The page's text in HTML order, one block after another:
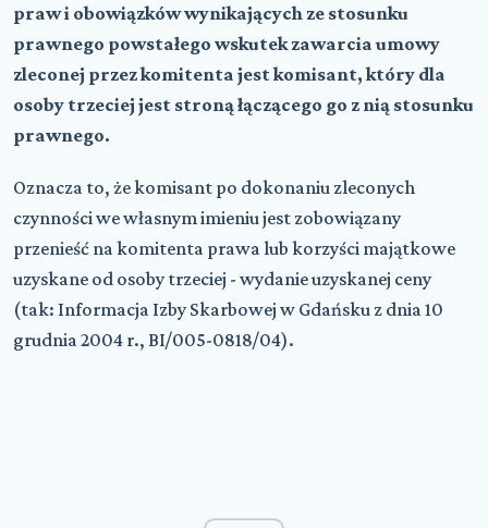
praw i obowiązków wynikających ze stosunku
prawnego powstałego wskutek zawarcia umowy
zleconej przez komitenta jest komisant, który dla
osoby trzeciej jest stroną łączącego go z nią stosunku
prawnego.
Oznacza to, że komisant po dokonaniu zleconych
czynności we własnym imieniu jest zobowiązany
przenieść na komitenta prawa lub korzyści majątkowe
uzyskane od osoby trzeciej - wydanie uzyskanej ceny
(tak: Informacja Izby Skarbowej w Gdańsku z dnia 10
grudnia 2004 r., BI/005-0818/04).